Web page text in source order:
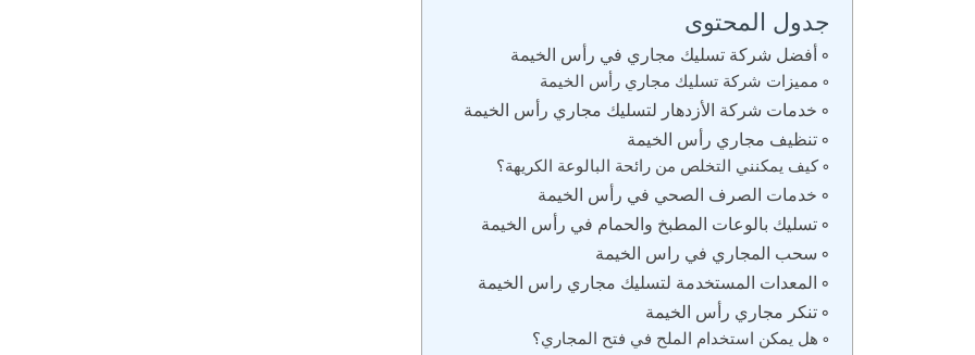
جدول المحتوى
أفضل شركة تسليك مجاري في رأس الخيمة
مميزات شركة تسليك مجاري رأس الخيمة
خدمات شركة الأزدهار لتسليك مجاري رأس الخيمة
تنظيف مجاري رأس الخيمة
كيف يمكنني التخلص من رائحة البالوعة الكريهة؟
خدمات الصرف الصحي في رأس الخيمة
تسليك بالوعات المطبخ والحمام في رأس الخيمة
سحب المجاري في راس الخيمة
المعدات المستخدمة لتسليك مجاري راس الخيمة
تنكر مجاري رأس الخيمة
هل يمكن استخدام الملح في فتح المجاري؟